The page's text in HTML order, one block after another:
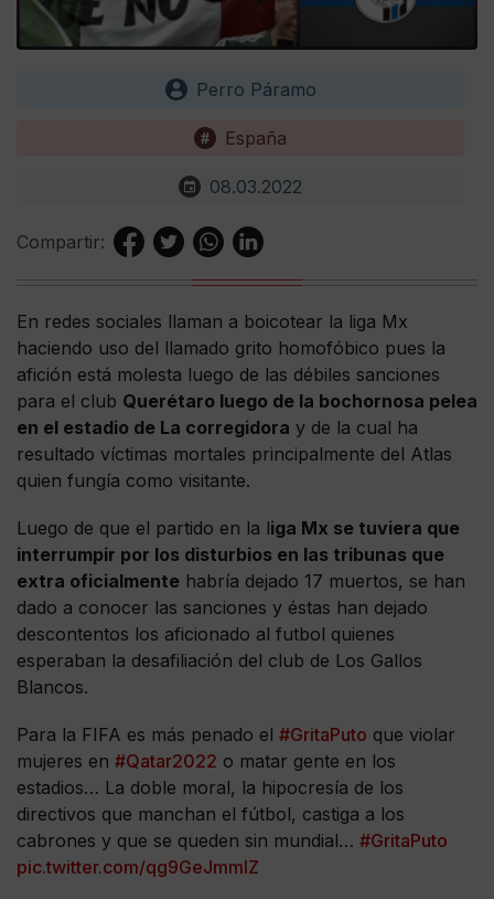
Perro Páramo
España
08.03.2022
Compartir:
En redes sociales llaman a boicotear la liga Mx
haciendo uso del llamado grito homofóbico pues la
afición está molesta luego de las débiles sanciones
para el club Querétaro luego de la bochornosa pelea
en el estadio de La corregidora y de la cual ha
resultado víctimas mortales principalmente del Atlas
quien fungía como visitante.
Luego de que el partido en la liga Mx se tuviera que
interrumpir por los disturbios en las tribunas que
extra oficialmente habría dejado 17 muertos, se han
dado a conocer las sanciones y éstas han dejado
descontentos los aficionado al futbol quienes
esperaban la desafiliación del club de Los Gallos
Blancos.
Para la FIFA es más penado el #GritaPuto que violar
mujeres en #Qatar2022 o matar gente en los
estadios… La doble moral, la hipocresía de los
directivos que manchan el fútbol, castiga a los
cabrones y que se queden sin mundial… #GritaPuto
pic.twitter.com/qg9GeJmmlZ